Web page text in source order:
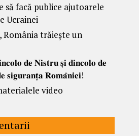
să facă publice ajutoarele
Ucrainei
România trăiește un
𝐝𝐞 𝐍𝐢𝐬𝐭𝐫𝐮 𝐬̦𝐢 𝐝𝐢𝐧𝐜𝐨𝐥𝐨 𝐝𝐞
𝐬𝐢𝐠𝐮𝐫𝐚𝐧𝐭̦𝐚 𝐑𝐨𝐦𝐚̂𝐧𝐢𝐞𝐢!
video